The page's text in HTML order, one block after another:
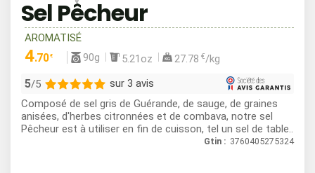
Sel Pêcheur
AROMATISÉ
4.70 € 90g 5.21oz 27.78 €/kg
5/5 sur 3 avis
3
0
Composé de sel gris de Guérande, de sauge, de graines
anisées, d'herbes citronnées et de combava, notre sel
Pêcheur est à utiliser en fin de cuisson, tel un sel de table..
Gtin : 3760405275324